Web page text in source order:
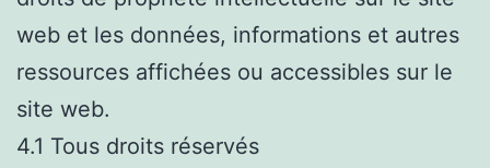
web et les données, informations et autres
ressources affichées ou accessibles sur le
site web.
4.1 Tous droits réservés